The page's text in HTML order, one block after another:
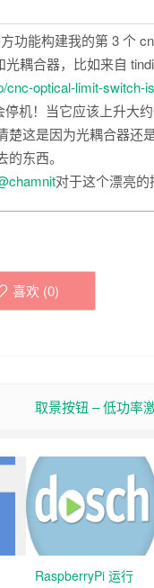
功能构建我的第 3 个
耦合器，比如来自
optical-limit-switch-
机！当它应该上升大
楚这是因为光耦合器还
东西。
对于这个漂亮
喜欢 (0)
取景按钮 – 低功率
RaspberryPi 运行